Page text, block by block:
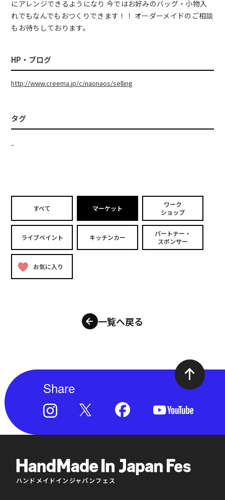
にアレンジできるようになり 今ではお好みのバッグ・小物入
れでもなんでもおつくりできます！！ オーダーメイドのご相談
もお待ちしております。
HP・ブログ
http://www.creema.jp/c/naonaos/selling
タグ
-
すべて マーケット
ワーク
ショップ
ライブペイント キッチンカー
パートナー・
スポンサー
お気に入り
一覧へ戻る
Share
ハンドメイドインジャパンフェス